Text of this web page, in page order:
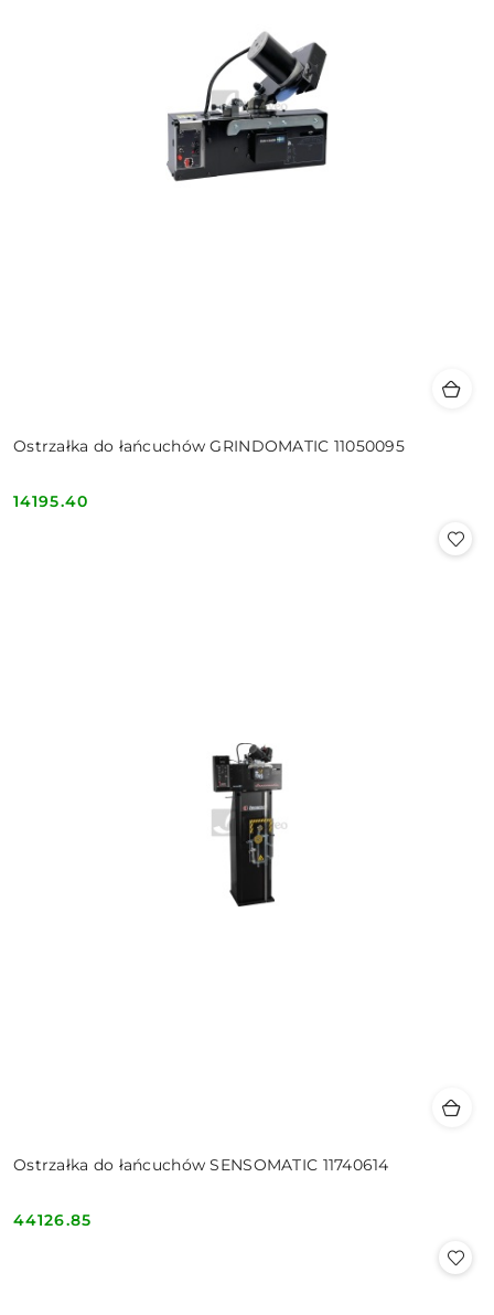
Ostrzałka do łańcuchów GRINDOMATIC 11050095
Cena:
14195.40
Ostrzałka do łańcuchów SENSOMATIC 11740614
Cena:
44126.85